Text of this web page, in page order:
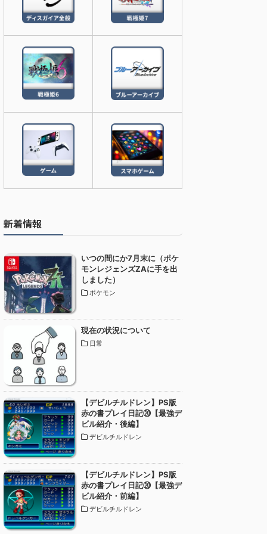
新着情報
いつの間にか7月末に（ポケ
モンレジェンズZAに手を出
しました）
ポケモン
現在の状況について
日常
【デビルチルドレン】PS版
赤の書プレイ日記⑳【最強デ
ビル紹介・後編】
デビルチルドレン
【デビルチルドレン】PS版
赤の書プレイ日記⑳【最強デ
ビル紹介・前編】
デビルチルドレン